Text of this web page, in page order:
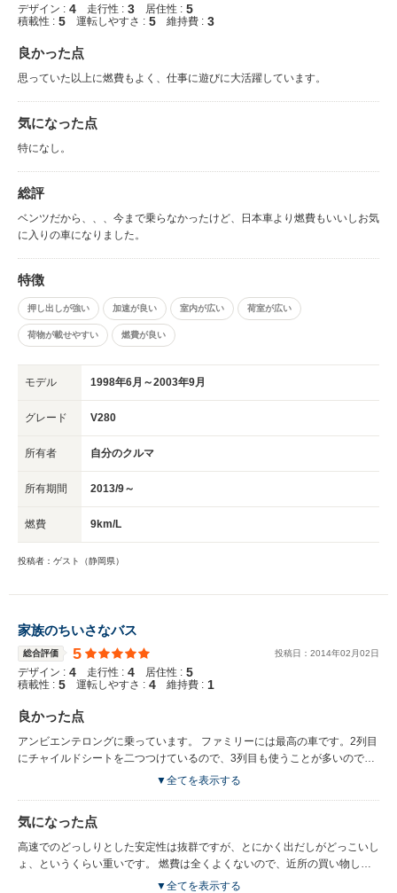
デザイン : 4 走行性 : 3 居住性 : 5
積載性 : 5 運転しやすさ : 5 維持費 : 3
良かった点
思っていた以上に燃費もよく、仕事に遊びに大活躍しています。
気になった点
特になし。
総評
ベンツだから、、、今まで乗らなかったけど、日本車より燃費もいいしお気
に入りの車になりました。
特徴
押し出しが強い 加速が良い 室内が広い 荷室が広い
荷物が載せやすい 燃費が良い
モデル 1998年6月～2003年9月
グレード V280
所有者 自分のクルマ
所有期間 2013/9～
燃費 9km/L
投稿者：ゲスト（静岡県）
家族のちいさなバス
総合評価 5 投稿日： 2014年02 月02日
デザイン : 4 走行性 : 4 居住性 : 5
積載性 : 5 運転しやすさ : 4 維持費 : 1
良かった点
アンビエンテロングに乗っています。 ファミリーには最高の車です。2列目
にチャイルドシートを二つつけているので、3列目も使うことが多いのです
が、いちいち2列目シートを倒さずに乗り降りできるくらい、スライドドア
です。 大きい車ですが、意外と小回りも利きます。 ロングは荷室も広いの
で、たくさん買い物しても、3列目シートを倒さずに荷物が積めます。旅行
の時もいろいろ載ります。 あとは、ワイパーの動き方がとてもいいです。
▼全てを表示する
気になった点
高速でのどっしりとした安定性は抜群ですが、とにかく出だしがどっこいし
ょ、というくらい重いです。 燃費は全くよくないので、近所の買い物しか
使わない方にはおススメしません。私は1週間に５００ｋｍ弱走りますが、
▼全てを表示する